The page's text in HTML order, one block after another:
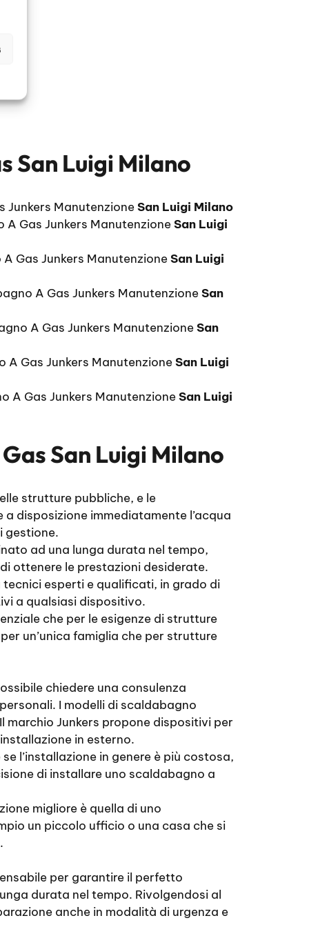
San Luigi Milano
Junkers ManutenzioneSan Luigi Milano
A Gas Junkers ManutenzioneSan Luigi
Gas Junkers ManutenzioneSan Luigi
A Gas Junkers ManutenzioneSan
A Gas Junkers ManutenzioneSan
A Gas Junkers ManutenzioneSan Luigi
A Gas Junkers ManutenzioneSan Luigi
San Luigi Milano
strutture pubbliche, e le
disposizione immediatamente l’acqua
gestione.
ad una lunga durata nel tempo,
ottenere le prestazioni desiderate.
esperti e qualificati, in grado di
a qualsiasi dispositivo.
che per le esigenze di strutture
un’unica famiglia che per strutture
chiedere una consulenza
I modelli di scaldabagno
marchio Junkers propone dispositivi per
in esterno.
l’installazione in genere è più costosa,
di installare uno scaldabagno a
migliore è quella di uno
un piccolo ufficio o una casa che si
per garantire il perfetto
durata nel tempo. Rivolgendosi al
anche in modalità di urgenza e